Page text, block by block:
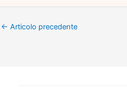
← Articolo precedente